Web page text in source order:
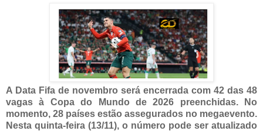
A Data Fifa de novembro será encerrada com 42 das 48
vagas à Copa do Mundo de 2026 preenchidas. No
momento, 28 países estão assegurados no megaevento.
Nesta quinta-feira (13/11), o número pode ser atualizado